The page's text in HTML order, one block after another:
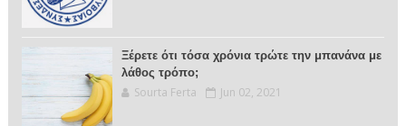
Ξέρετε ότι τόσα χρόνια τρώτε την μπανάνα με
λάθος τρόπο;
Sourta Ferta Jun 02, 2021